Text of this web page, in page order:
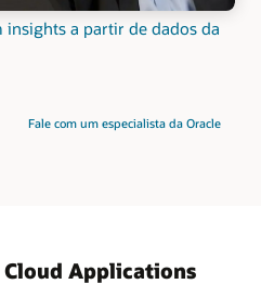
Fale com um especialista da Oracle
insights a partir de dados da
Cloud Applications